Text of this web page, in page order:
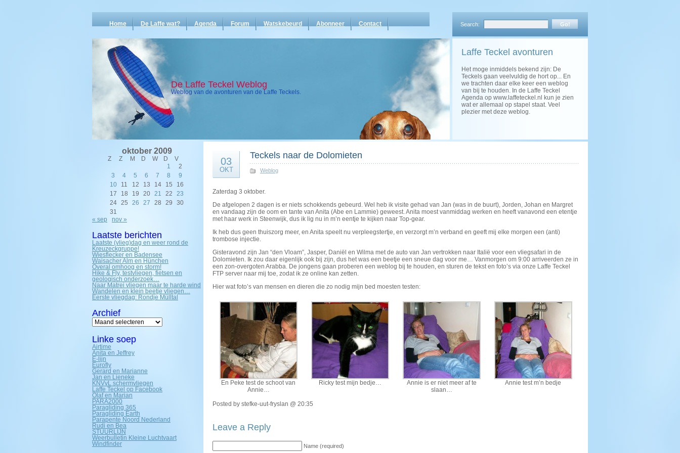
Home De Laffe wat? Agenda Forum Watskebeurd Abonneer Contact Search:
De Laffe Teckel Weblog
Weblog van de avonturen van de Laffe Teckels.
Laffe Teckel avonturen
Het moge inmiddels bekend zijn: De
Teckels gaan veelvuldig de hort op... En
we trachten daar elke keer een weblog
van bij te houden. In de Laffe Teckel
Agenda op www.laffeteckel.nl kun je zien
wat er allemaal op stapel staat. Veel
plezier met deze weblog.
oktober 2009
Z Z M D W D
V
1
2
3
4 5 6 7 8
9
10
11 12 13 14 15
16
17
18 19 20 21 22
23
24
25 26 27 28 29
30
31
« sep
nov »
Laatste berichten
Laatste (vlieg)dag en weer rond de
Kreuzeckgruppe!
Wiesflecker en Badensee
Waisacher Alm en Hünchen
Overal omhoog en storm!
Hike & Fly, testvliegen, fietsen en
geologisch onderzoek…
Naar Matrei vliegen maar te harde wind
Wandelen en klein beetje vliegen…
Eerste vliegdag: Rondje Mülltal
Archief
Archief
Linke soep
Airtime
Anita en Jeffrey
E-lijn
Eurofly
Gerard en Marianne
Jan en Lieneke
KNVvL schermvliegen
Laffe Teckel op Facebook
Olaf en Marian
PARA2000
Paragliding 365
Paragliding Earth
Parapente Noord Nederland
Rudi en Bea
STUURLIJN
Weerbulletin Kleine Luchtvaart
Windfinder
03
OKT
Teckels naar de Dolomieten
Weblog
Zaterdag 3 oktober.
De afgelopen 2 dagen is er niets schokkends gebeurd. Wel heb ik visite gehad van Jan (was in de buurt), Jorden, Johan en Margret
en vandaag zijn de oom en tante van Anita (Abe en Lammie) geweest. Anita moest vanmiddag werken en heeft vanavond een etentje
met haar werk in Steenwijk, dus ik lig nu in m’n eentje te kijken naar Top-gear.
Ik heb dus geen thuiszorg meer, en Anita speelt nu verpleegstertje, en verzorgt m’n verband en geeft mij elke morgen een (anti)
trombose injectie.
Gisteravond zijn Jan “den Vloam”, Jasper, Daniël en Wilma met de auto van Jan vertrokken naar Italië voor een vliegsafari in de
Dolomieten. Ik zou daar eigenlijk ook bij zijn, dus het was een beetje een sneue dag voor me… Vanmorgen om 9:00 arriveerden ze in
een zon-overgoten Arabba. De jongens gaan proberen een weblog bij te houden, en sturen de tekst en foto’s via onze Laffe Teckel
FTP server naar mij toe, zodat ik ze online kan zetten.
Hier wat foto’s van mensen en dieren die zo nodig mijn bed moesten testen:
En Peke test de schoot van
Annie…
Ricky test mijn bedje…
Annie is er niet meer af te
slaan…
Annie test m’n bedje
Posted by stefke-uut-fryslan @ 20:35
Leave a Reply
Name (required)